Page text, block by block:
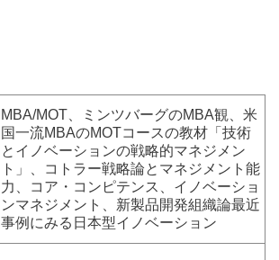
MBA/MOT、ミンツバーグのMBA観、米
国一流MBAのMOTコースの教材「技術
とイノベーションの戦略的マネジメン
ト」、コトラー戦略論とマネジメント能
力、コア・コンピテンス、イノベーショ
ンマネジメント、新製品開発組織論最近
事例にみる日本型イノベーション